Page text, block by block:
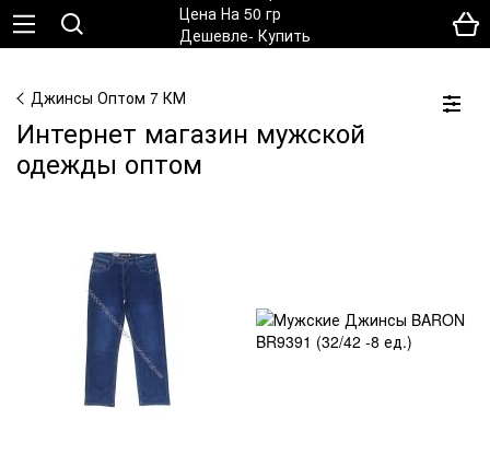
Джинсы Оптом 7 КМ
Интернет магазин мужской
одежды оптом